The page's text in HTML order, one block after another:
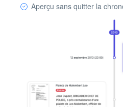
Aperçu sans quitter la